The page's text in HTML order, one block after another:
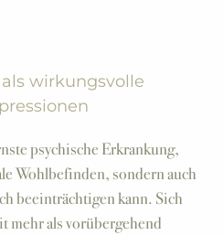
wirkungsvolle
psychische Erkrankung,
Wohlbefinden, sondern auch
beeinträchtigen kann. Sich
mehr als vorübergehend